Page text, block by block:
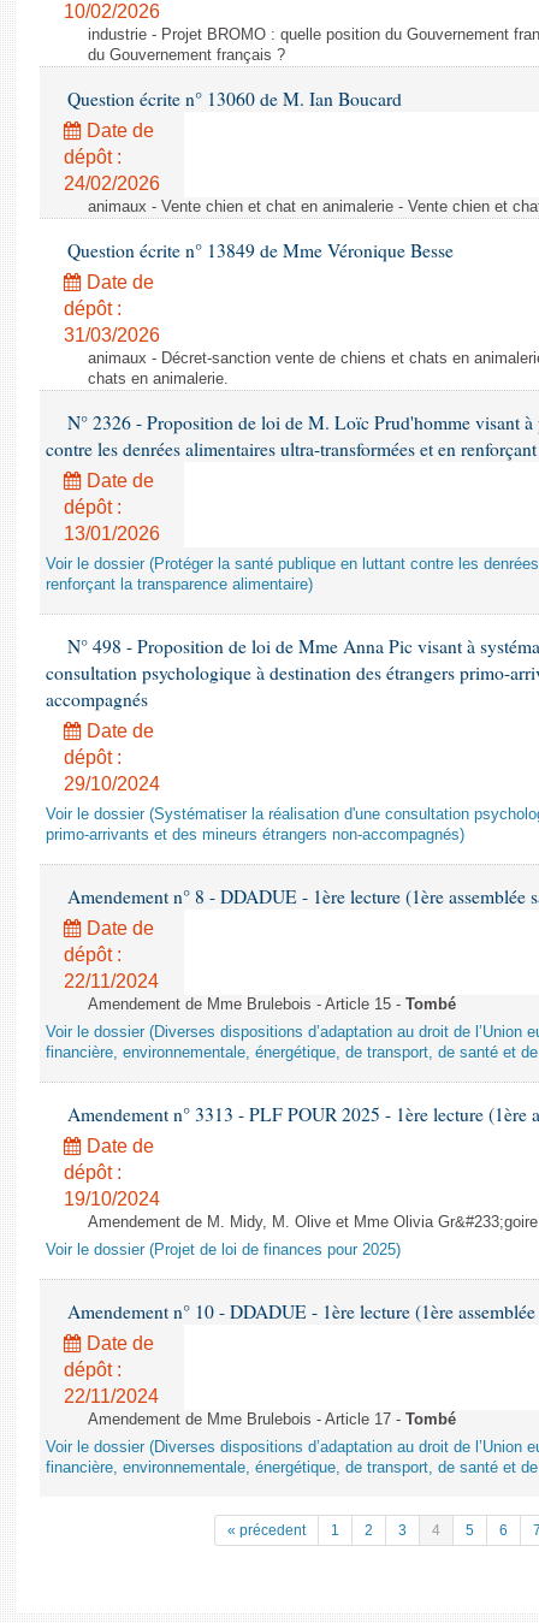
10/02/2026
industrie - Projet BROMO : quelle position du Gouvernement
du Gouvernement français ?
Question écrite n° 13060 de M. Ian Boucard
Date de
dépôt :
24/02/2026
animaux - Vente chien et chat en animalerie - Vente chien et
Question écrite n° 13849 de Mme Véronique Besse
Date de
dépôt :
31/03/2026
animaux - Décret-sanction vente de chiens et chats en
chats en animalerie.
N° 2326 - Proposition de loi de M. Loïc Prud'homme visant
contre les denrées alimentaires ultra-transformées et en
Date de
dépôt :
13/01/2026
Voir le dossier (Protéger la santé publique en luttant contre les
renforçant la transparence alimentaire)
N° 498 - Proposition de loi de Mme Anna Pic visant à
consultation psychologique à destination des étrangers primo-
accompagnés
Date de
dépôt :
29/10/2024
Voir le dossier (Systématiser la réalisation d'une consultation
primo-arrivants et des mineurs étrangers non-accompagnés)
Amendement n° 8 - DDADUE - 1ère lecture (1ère assemblée
Date de
dépôt :
22/11/2024
Amendement de Mme Brulebois - Article 15 - Tombé
Voir le dossier (Diverses dispositions d’adaptation au droit de l’Union
financière, environnementale, énergétique, de transport, de santé et
Amendement n° 3313 - PLF POUR 2025 - 1ère lecture (1ère
Date de
dépôt :
19/10/2024
Amendement de M. Midy, M. Olive et Mme Olivia
Voir le dossier (Projet de loi de finances pour 2025)
Amendement n° 10 - DDADUE - 1ère lecture (1ère
Date de
dépôt :
22/11/2024
Amendement de Mme Brulebois - Article 17 - Tombé
Voir le dossier (Diverses dispositions d’adaptation au droit de l’Union
financière, environnementale, énergétique, de transport, de santé et
« précedent 1 2 3 4 5 6